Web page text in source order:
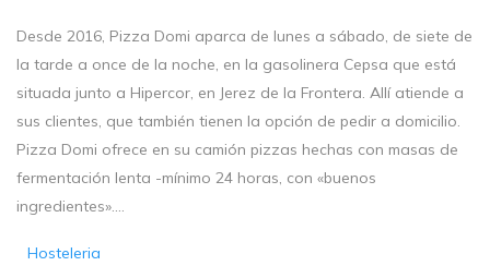
Desde 2016, Pizza Domi aparca de lunes a sábado, de siete de
la tarde a once de la noche, en la gasolinera Cepsa que está
situada junto a Hipercor, en Jerez de la Frontera. Allí atiende a
sus clientes, que también tienen la opción de pedir a domicilio.
Pizza Domi ofrece en su camión pizzas hechas con masas de
fermentación lenta -mínimo 24 horas, con «buenos
ingredientes»....
Hosteleria